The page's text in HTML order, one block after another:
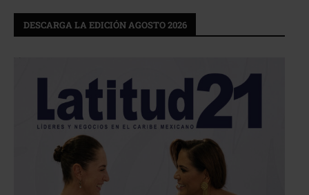
DESCARGA LA EDICIÓN AGOSTO 2026